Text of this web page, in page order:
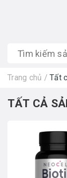
Trang chủ / Tất
TẤT CẢ